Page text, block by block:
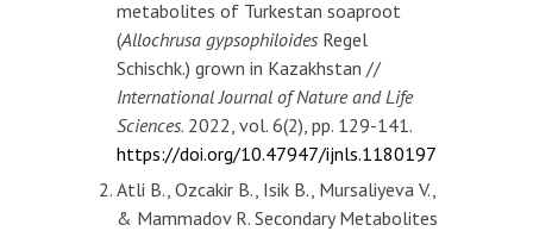
metabolites of Turkestan soaproot
(Allochrusa gypsophiloides Regel
Schischk.) grown in Kazakhstan //
International Journal of Nature and Life
Sciences. 2022, vol. 6(2), pp. 129-141.
https://doi.org/10.47947/ijnls.1180197
Atli B., Ozcakir B., Isik B., Mursaliyeva V.,
& Mammadov R. Secondary Metabolites